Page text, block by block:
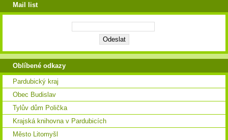
Mail list
Oblíbené odkazy
Pardubický kraj
Obec Budislav
Tylův dům Polička
Krajská knihovna v Pardubicích
Město Litomyšl